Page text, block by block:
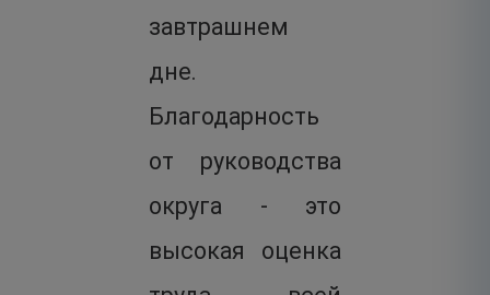
завтрашнем
дне.
Благодарность
от руководства
округа - это
высокая оценка